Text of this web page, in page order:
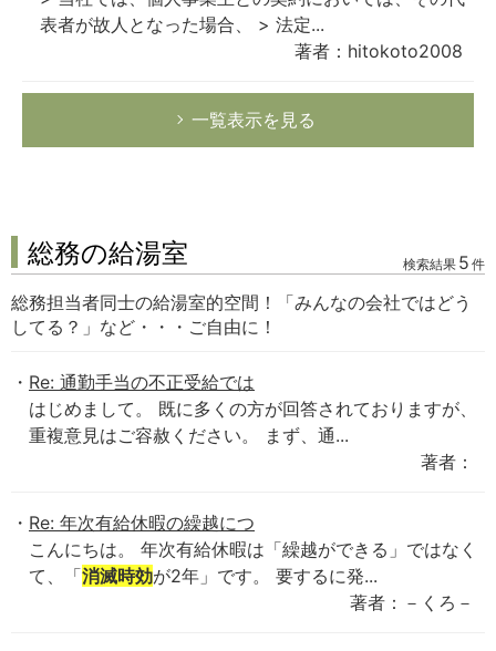
表者が故人となった場合、 > 法定...
著者：hitokoto2008
一覧表示を見る
総務の給湯室 検索結果 5 件
総務担当者同士の給湯室的空間！「みんなの会社ではどう
してる？」など・・・ご自由に！
Re: 通勤手当の不正受給では
はじめまして。 既に多くの方が回答されておりますが、
重複意見はご容赦ください。 まず、通...
著者：
Re: 年次有給休暇の繰越につ
こんにちは。 年次有給休暇は「繰越ができる」ではなく
て、「消滅時効が2年」です。 要するに発...
著者：－くろ－